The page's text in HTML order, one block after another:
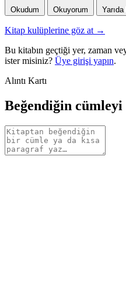
Okudum Okuyorum Yarıda
Kitap kulüplerine göz at →
Bu kitabın geçtiği yer, zaman
ister misiniz? Üye girişi yapın.
Alıntı Kartı
Beğendiğin
Alıntı
metni